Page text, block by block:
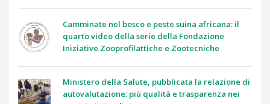
Camminate nel bosco e peste suina africana: il
quarto video della serie della Fondazione
Iniziative Zooprofilattiche e Zootecniche
Ministero della Salute, pubblicata la relazione di
autovalutazione: più qualità e trasparenza nei